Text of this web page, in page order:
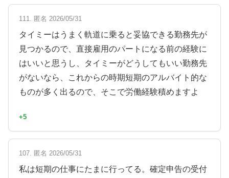
111. 匿名 2026/05/31
タイミーはうまく軌道に乗ると妥協できる勤務先が
見つかるので、直接雇用のパートになる前の経験に
はいいと思うし、タイミーがどうしてもいい勤務先
がないなら、これからの時期短期のアルバイト的な
ものが多く出るので、そこで労働経験積めますよ
+5
107. 匿名 2026/05/31
私は短期の仕事にたまに行ってる。確定申告の受付